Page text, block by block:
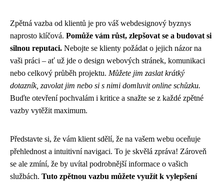
Zpětná vazba od klientů je pro váš webdesignový byznys
naprosto klíčová. Pomůže vám růst, zlepšovat se a budovat si
silnou reputaci. Nebojte se klienty požádat o jejich názor na
vaši práci – ať už jde o design webových stránek, komunikaci
nebo celkový průběh projektu. Můžete jim zaslat krátký
dotazník, zavolat jim nebo si s nimi domluvit online schůzku.
Buďte otevření pochvalám i kritice a snažte se z každé zpětné
vazby vytěžit maximum.
Představte si, že vám klient sdělí, že na vašem webu oceňuje
přehlednost a intuitivní navigaci. To je skvělá zpráva! Zároveň
se ale zmíní, že by uvítal podrobnější informace o vašich
službách. Tuto zpětnou vazbu můžete využít k vylepšení